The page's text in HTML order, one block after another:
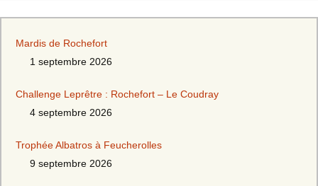
Mardis de Rochefort
1 septembre 2026
Challenge Leprêtre : Rochefort – Le Coudray
4 septembre 2026
Trophée Albatros à Feucherolles
9 septembre 2026